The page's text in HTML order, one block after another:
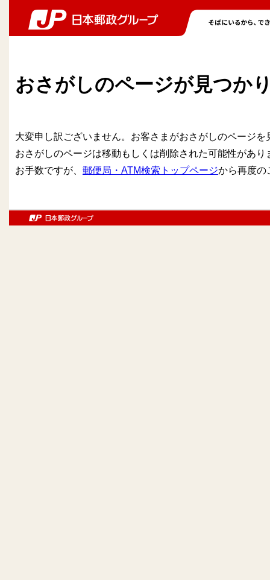
おさがしのページが見つか
大変申し訳ございません。お客さまがおさがしのページ
おさがしのページは移動もしくは削除された可能性があり
お手数ですが、 郵便局・ATM検索トップページから再度の